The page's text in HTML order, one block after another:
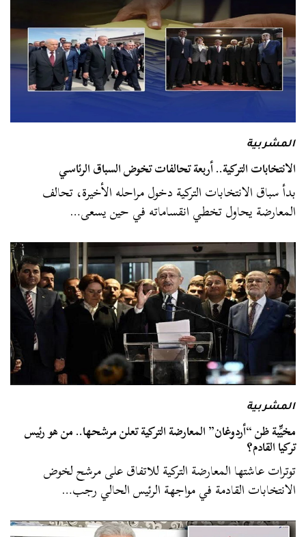
المشربية
الانتخابات التركية.. أربعة تحالفات تخوض السباق الرئاسي
بدأ سباق الانتخابات التركية دخول مراحله الأخيرة، تحالف
المعارضة يحاول تخطي انقساماته في حين يسعى…
المشربية
مخيِّبة ظن “أردوغان” المعارضة التركية تعلن مرشحها.. من هو رئيس
تركيا القادم؟
توترات عاشتها المعارضة التركية للاتفاق على مرشح لخوض
الانتخابات القادمة في مواجهة الرئيس الحالي رجب…